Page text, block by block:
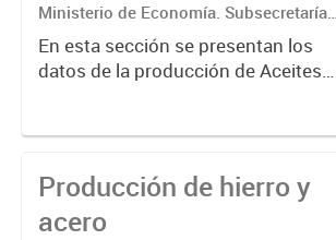
Ministerio de Economía. Subsecretaría
de Coordinación Económica y
Estadística. Dirección Provincial de
Estadística.
En esta sección se presentan los
datos de la producción de Aceites
Producción de hierro y
acero